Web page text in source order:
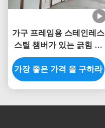
가구 프레임용 스테인레스
스틸 챔버가 있는 긁힘 방
지 완전 자동 PVD 코팅 기
계
가장 좋은 가격 을 구하라